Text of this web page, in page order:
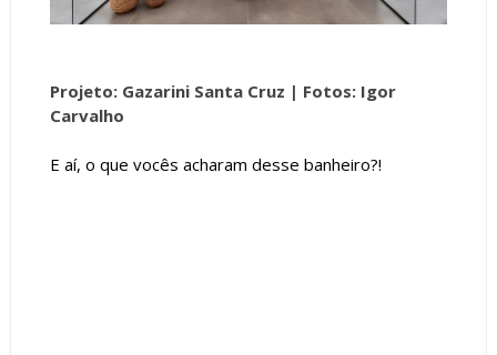
Projeto: Gazarini Santa Cruz | Fotos: Igor
Carvalho
E aí, o que vocês acharam desse banheiro?!